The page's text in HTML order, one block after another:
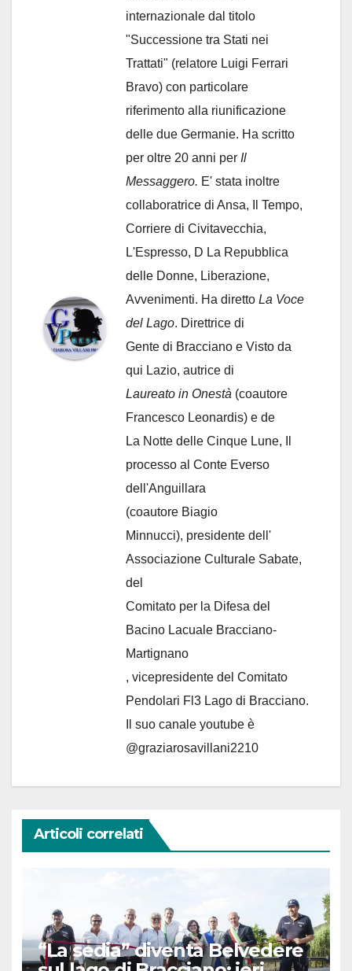
internazionale dal titolo
"Successione tra Stati nei
Trattati" (relatore Luigi Ferrari
Bravo) con particolare
riferimento alla riunificazione
delle due Germanie. Ha scritto
per oltre 20 anni per Il
Messaggero. E' stata inoltre
collaboratrice di Ansa, Il Tempo,
Corriere di Civitavecchia,
L'Espresso, D La Repubblica
delle Donne, Liberazione,
Avvenimenti. Ha diretto La Voce
del Lago. Direttrice di
Gente di Bracciano e Visto da
qui Lazio, autrice di
Laureato in Onestà (coautore
Francesco Leonardis) e de
La Notte delle Cinque Lune, Il
processo al Conte Everso
dell'Anguillara
(coautore Biagio
Minnucci), presidente dell'
Associazione Culturale Sabate,
del
Comitato per la Difesa del
Bacino Lacuale Bracciano-
Martignano
, vicepresidente del Comitato
Pendolari Fl3 Lago di Bracciano.
Il suo canale youtube è
@graziarosavillani2210
Articoli correlati
“La sedia” diventa Belvedere